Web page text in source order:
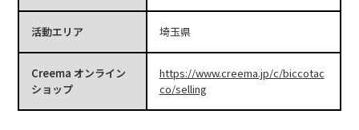
活動エリア 埼玉県
Creema オンライン
ショップ
https://www.creema.jp/c/biccotac
co/selling